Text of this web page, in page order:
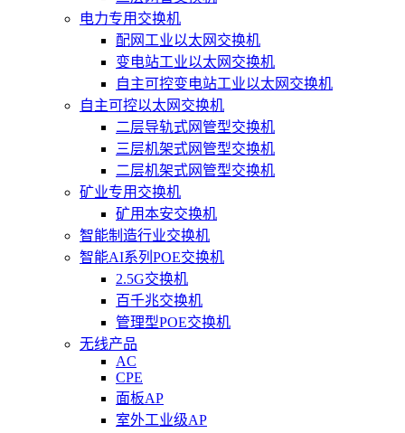
电力专用交换机
配网工业以太网交换机
变电站工业以太网交换机
自主可控变电站工业以太网交换机
自主可控以太网交换机
二层导轨式网管型交换机
三层机架式网管型交换机
二层机架式网管型交换机
矿业专用交换机
矿用本安交换机
智能制造行业交换机
智能AI系列POE交换机
2.5G交换机
百千兆交换机
管理型POE交换机
无线产品
AC
CPE
面板AP
室外工业级AP